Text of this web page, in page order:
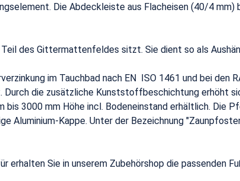
Die Abdeckleiste aus Flacheisen (40/4 mm)
des Gittermattenfeldes sitzt. Sie dient so als
im Tauchbad nach EN ISO 1461 und bei den
die zusätzliche Kunststoffbeschichtung erhöht
3000 mm Höhe incl. Bodeneinstand erhältlich. Die
Kappe. Unter der Bezeichnung
Sie in unserem Zubehörshop die passenden